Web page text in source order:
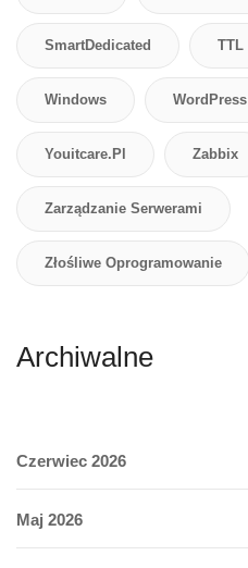
SmartDedicated TTL
Windows WordPress
Youitcare.pl Zabbix
Zarządzanie Serwerami
Złośliwe Oprogramowanie
Archiwalne
Czerwiec 2026
Maj 2026